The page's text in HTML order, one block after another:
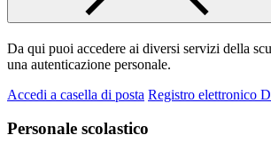
Da qui puoi accedere ai diversi servizi della
una autenticazione personale.
Accedi a casella di posta Registro elettronico
Personale scolastico